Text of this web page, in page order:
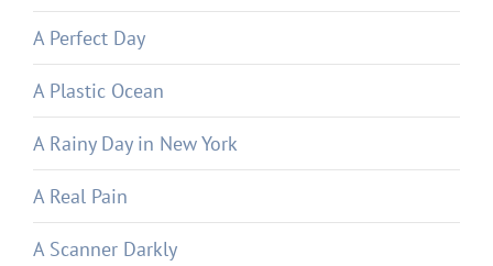
A Perfect Day
A Plastic Ocean
A Rainy Day in New York
A Real Pain
A Scanner Darkly